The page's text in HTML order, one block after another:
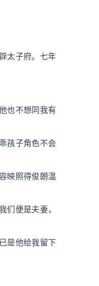
太子府。七年
也不想同我有
孩子角色不会
映照得俊朗温
们便是夫妻，
是他给我留下